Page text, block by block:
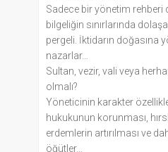
Sadece bir yönetim rehberi
bilgeliğin sınırlarında
pergeli. İktidarın doğasına
nazarlar…
Sultan, vezir, vali veya
olmalı?
Yöneticinin karakter
hukukunun korunması,
erdemlerin artırılması ve
öğütler…